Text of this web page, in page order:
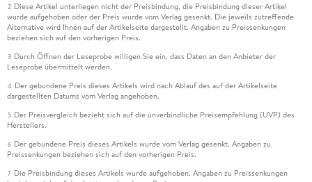
weigern sich, von Bord zu gehen. Drei Wochen lang. Deshalb
bringen die Briten die Flüchtlinge nach Hamburg. In
Deutschland werden die, die Nazi-Deutschland überlebten,
brutal vom Schiff gezerrt, getragen und in DP-Lager
gebracht.
Das Schicksal schlägt Noah auf seiner Fahrt nach Frankreich
noch einmal ins Gesicht. Doch das sollte jeder selbst lesen.
den Holocaust erinnern müssen? Nein, so eine Antwort wäre
2 Diese Artikel unterliegen nicht der Preisbindung, die Preisbindung dieser Artikel
wurde aufgehoben oder der Preis wurde vom Verlag gesenkt. Die jeweils zutreffende
Alternative wird Ihnen auf der Artikelseite dargestellt. Angaben zu Preissenkungen
beziehen sich auf den vorherigen Preis.
3 Durch Öffnen der Leseprobe willigen Sie ein, dass Daten an den Anbieter der
Leseprobe übermittelt werden.
4 Der gebundene Preis dieses Artikels wird nach Ablauf des auf der Artikelseite
dargestellten Datums vom Verlag angehoben.
5 Der Preisvergleich bezieht sich auf die unverbindliche Preisempfehlung (UVP) des
Herstellers.
6 Der gebundene Preis dieses Artikels wurde vom Verlag gesenkt. Angaben zu
Preissenkungen beziehen sich auf den vorherigen Preis.
7 Die Preisbindung dieses Artikels wurde aufgehoben. Angaben zu Preissenkungen